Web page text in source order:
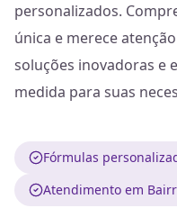
personalizados.
única e merece
soluções inovadoras e
medida para suas
Fórmulas
Atendimento em